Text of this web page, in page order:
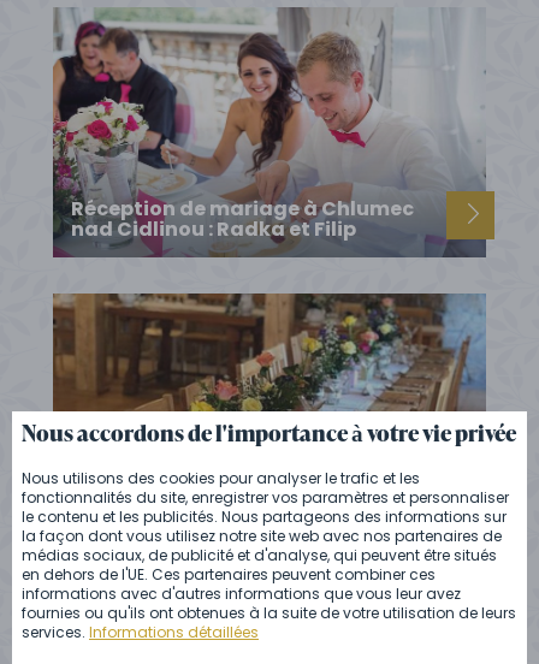
Réception de mariage à Chlumec
nad Cidlinou : Radka et Filip
Services de traiteur pour les
événements à Bačalský mlýn
Nous accordons de l'importance à votre vie privée
Nous utilisons des cookies pour analyser le trafic et les
fonctionnalités du site, enregistrer vos paramètres et personnaliser
le contenu et les publicités. Nous partageons des informations sur
la façon dont vous utilisez notre site web avec nos partenaires de
médias sociaux, de publicité et d'analyse, qui peuvent être situés
en dehors de l'UE. Ces partenaires peuvent combiner ces
informations avec d'autres informations que vous leur avez
fournies ou qu'ils ont obtenues à la suite de votre utilisation de leurs
services.Informations détaillées